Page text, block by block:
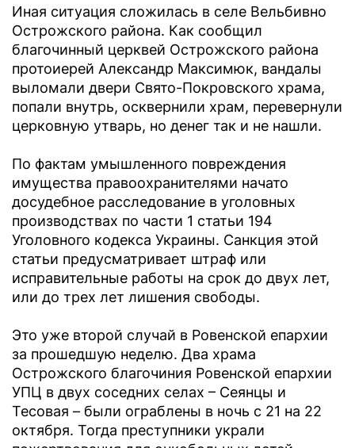
Иная ситуация сложилась в селе Вельбивно
Острожского района. Как сообщил
благочинный церквей Острожского района
протоиерей Александр Максимюк, вандалы
выломали двери Свято-Покровского храма,
попали внутрь, осквернили храм, перевернули
церковную утварь, но денег так и не нашли.
По фактам умышленного повреждения
имущества правоохранителями начато
досудебное расследование в уголовных
производствах по части 1 статьи 194
Уголовного кодекса Украины. Санкция этой
статьи предусматривает штраф или
исправительные работы на срок до двух лет,
или до трех лет лишения свободы.
Это уже второй случай в Ровенской епархии
за прошедшую неделю. Два храма
Острожского благочиния Ровенской епархии
УПЦ в двух соседних селах – Сеянцы и
Тесовая – были ограблены в ночь с 21 на 22
октября. Тогда преступники украли